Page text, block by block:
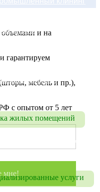
паркинга
жилых помещений
коттеджей, домов
услуги
и на
гарантируем
мебель и пр.),
с опытом от 5 лет